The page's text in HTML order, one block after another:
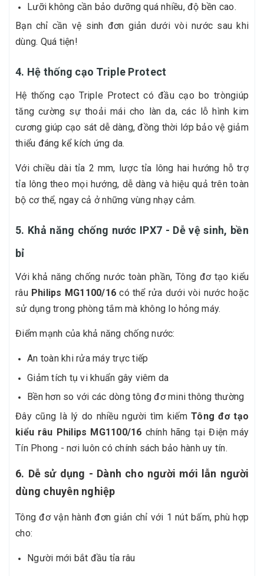
Lưỡi không cần bảo dưỡng quá nhiều, độ bền cao.
Bạn chỉ cần vệ sinh đơn giản dưới vòi nước sau khi
dùng. Quá tiện!
4. Hệ thống cạo Triple Protect
Hệ thống cạo Triple Protect có đầu cạo bo tròngiúp
tăng cường sự thoải mái cho làn da, các lỗ hình kim
cương giúp cạo sát dễ dàng, đồng thời lớp bảo vệ giảm
thiểu đáng kể kích ứng da.
Với chiều dài tỉa 2 mm, lược tỉa lông hai hướng hỗ trợ
tỉa lông theo mọi hướng, dễ dàng và hiệu quả trên toàn
bộ cơ thể, ngay cả ở những vùng nhạy cảm.
5. Khả năng chống nước IPX7 - Dễ vệ sinh, bền
bỉ
Với khả năng chống nước toàn phần, Tông đơ tạo kiểu
râu Philips MG1100/16 có thể rửa dưới vòi nước hoặc
sử dụng trong phòng tắm mà không lo hỏng máy.
Điểm mạnh của khả năng chống nước:
An toàn khi rửa máy trực tiếp
Giảm tích tụ vi khuẩn gây viêm da
Bền hơn so với các dòng tông đơ mini thông thường
Đây cũng là lý do nhiều người tìm kiếmTông đơ tạo
kiểu râu Philips MG1100/16 chính hãng tại Điện máy
Tín Phong - nơi luôn có chính sách bảo hành uy tín.
6. Dễ sử dụng - Dành cho người mới lẫn người
dùng chuyên nghiệp
Tông đơ vận hành đơn giản chỉ với 1 nút bấm, phù hợp
cho:
Người mới bắt đầu tỉa râu